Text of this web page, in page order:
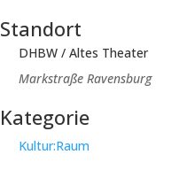
Standort
DHBW / Altes Theater
Markstraße Ravensburg
Kategorie
Kultur:Raum